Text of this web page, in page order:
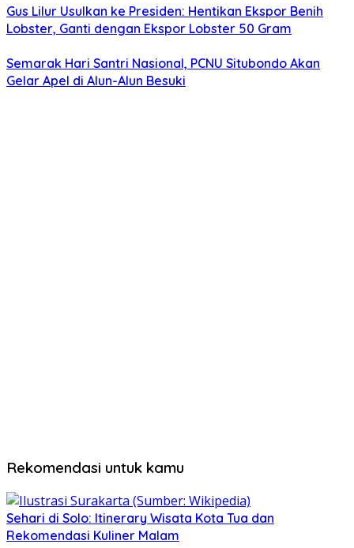
Gus Lilur Usulkan ke Presiden: Hentikan Ekspor Benih
Lobster, Ganti dengan Ekspor Lobster 50 Gram
Semarak Hari Santri Nasional, PCNU Situbondo Akan
Gelar Apel di Alun-Alun Besuki
Rekomendasi untuk kamu
Sehari di Solo: Itinerary Wisata Kota Tua dan
Rekomendasi Kuliner Malam